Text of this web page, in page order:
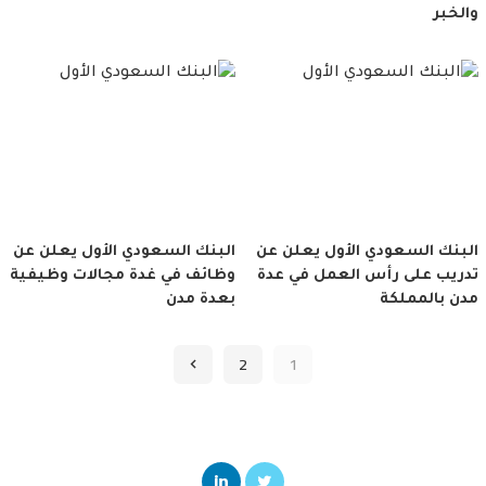
والخبر
البنك السعودي الأول يعلن عن
تدريب على رأس العمل في عدة
مدن بالمملكة
البنك السعودي الأول يعلن عن
وظائف في غدة مجالات وظيفية
بعدة مدن
1
2